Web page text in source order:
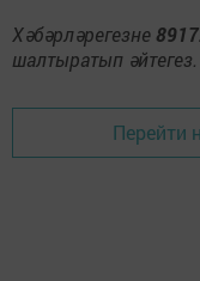
Хәбәрләрегезне
шалтыратып әйтегез.
Перейти